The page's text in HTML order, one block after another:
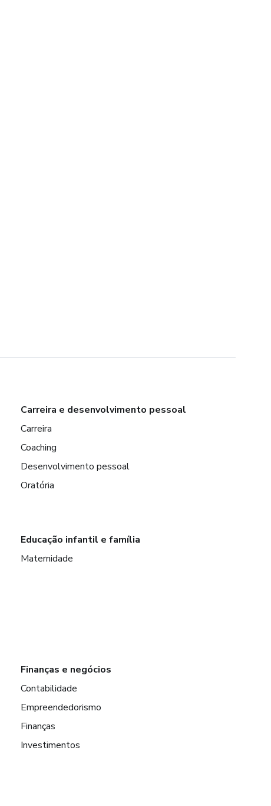
Carreira e desenvolvimento pessoal
Carreira
Coaching
Desenvolvimento pessoal
Oratória
Educação infantil e família
Maternidade
Finanças e negócios
Contabilidade
Empreendedorismo
Finanças
Investimentos